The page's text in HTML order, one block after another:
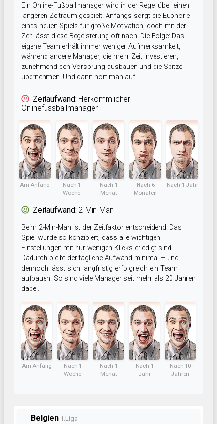
Ein Online-Fußballmanager wird in der Regel über einen
längeren Zeitraum gespielt. Anfangs sorgt die Euphorie
eines neuen Spiels für große Motivation, doch mit der
Zeit lässt diese Begeisterung oft nach. Die Folge: Das
eigene Team erhält immer weniger Aufmerksamkeit,
während andere Manager, die mehr Zeit investieren,
zunehmend den Vorsprung ausbauen und die Spitze
übernehmen. Und dann hört man auf.
Zeitaufwand: Herkömmlicher
Onlinefussballmanager
Am Anfang
Nach 1
Woche
Nach 1
Monat
Nach 6
Monaten
Nach 1 Jahr
Zeitaufwand: 2-Min-Man
Beim 2-Min-Man ist der Zeitfaktor entscheidend. Das
Spiel wurde so konzipiert, dass alle wichtigen
Einstellungen mit nur wenigen Klicks erledigt sind.
Dadurch bleibt der tägliche Aufwand minimal – und
dennoch lässt sich langfristig erfolgreich ein Team
aufbauen. So sind viele Manager seit mehr als 20 Jahren
dabei.
Am Anfang
Nach 1
Woche
Nach 1
Monat
Nach 1
Jahr
Nach 10
Jahren
Belgien 1.Liga